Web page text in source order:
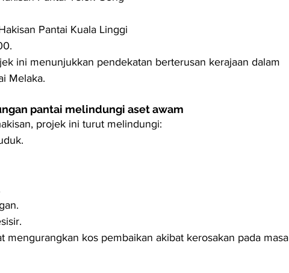
Pantai Kuala Linggi
ini menunjukkan pendekatan berterusan kerajaan dalam
Melaka.
pantai melindungi aset awam
projek ini turut melindungi:
mengurangkan kos pembaikan akibat kerosakan pada masa